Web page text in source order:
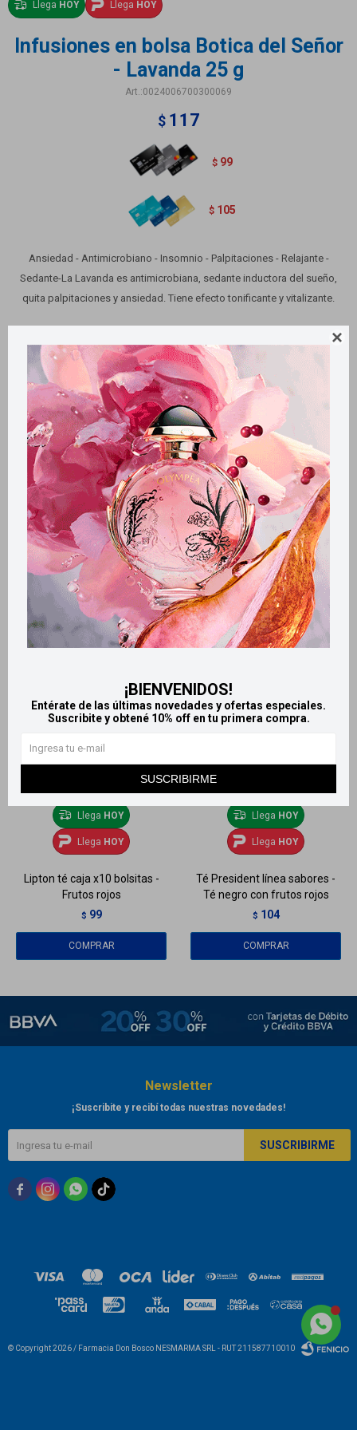

¡BIENVENIDOS!
Entérate de las últimas novedades y ofertas especiales.
Suscribite y obtené 10% off en tu primera compra.
SUSCRIBIRME
Llega HOY Llega HOY
Infusiones en bolsa Botica del Señor
- Lavanda 25 g
0024006700300069
$ 117
$ 99
$ 105
Ansiedad - Antimicrobiano - Insomnio - Palpitaciones - Relajante -
Sedante-La Lavanda es antimicrobiana, sedante inductora del sueño,
quita palpitaciones y ansiedad. Tiene efecto tonificante y vitalizante.
Métodos y costos de envío
Retiros gratuitos en tiendas
Productos que te pueden interesar
Llega HOY
Llega HOY
Lipton té caja x10 bolsitas -
Frutos rojos
$ 99
Llega HOY
Llega HOY
Té President línea sabores -
Té negro con frutos rojos
$ 104
Newsletter
¡Suscribite y recibí todas nuestras novedades!
SUSCRIBIRME
  
© Copyright 2026 / Farmacia Don Bosco NESMARMA SRL - RUT 211587710010